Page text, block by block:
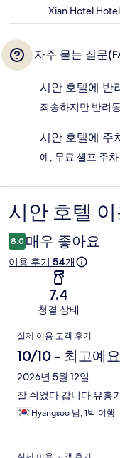
Xian Hotel
자주 묻는 질문
시안 호텔에 반
죄송하지만 반려
시안 호텔에 주
예, 무료 셀프 주
이
용
후
시안 호텔
8.0 매우 좋아요
이용 후기 54개
7.4
청결 상태
이
용
후
기
실제 이용 고객 후기
10/10 - 최고예요
2026년 5월 12일
잘 쉬었다 갑니다 유흥
Hyangsoo 님, 1박 여행